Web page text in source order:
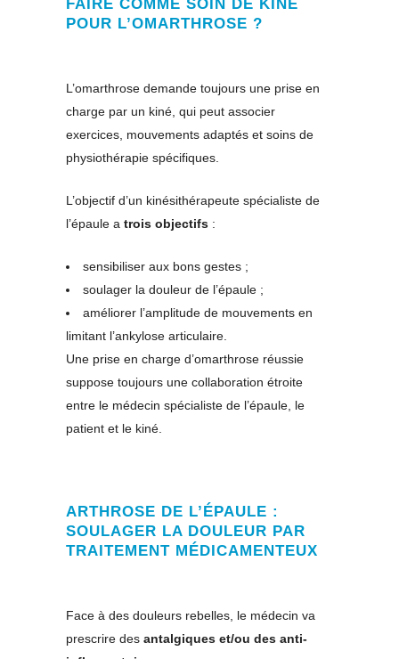
FAIRE COMME SOIN DE KINÉ
POUR L’OMARTHROSE ?
L’omarthrose demande toujours une prise en
charge par un kiné, qui peut associer
exercices, mouvements adaptés et soins de
physiothérapie spécifiques.
L’objectif d’un kinésithérapeute spécialiste de
l’épaule a trois objectifs :
sensibiliser aux bons gestes ;
soulager la douleur de l’épaule ;
améliorer l’amplitude de mouvements en
limitant l’ankylose articulaire.
Une prise en charge d’omarthrose réussie
suppose toujours une collaboration étroite
entre le médecin spécialiste de l’épaule, le
patient et le kiné.
ARTHROSE DE L’ÉPAULE :
SOULAGER LA DOULEUR PAR
TRAITEMENT MÉDICAMENTEUX
Face à des douleurs rebelles, le médecin va
prescrire des antalgiques et/ou des anti-